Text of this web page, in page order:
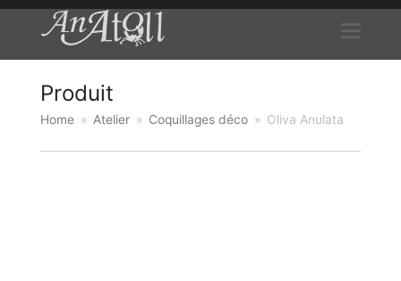
Produit
Home » Atelier » Coquillages déco » Oliva Anulata